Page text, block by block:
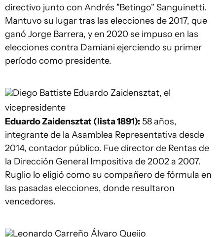
directivo junto con Andrés "Betingo" Sanguinetti.
Mantuvo su lugar tras las elecciones de 2017, que
ganó Jorge Barrera, y en 2020 se impuso en las
elecciones contra Damiani ejerciendo su primer
período como presidente.
Diego Battiste Eduardo Zaidensztat, el
vicepresidente
Eduardo Zaidensztat (lista 1891): 58 años,
integrante de la Asamblea Representativa desde
2014, contador público. Fue director de Rentas de
la Dirección General Impositiva de 2002 a 2007.
Ruglio lo eligió como su compañero de fórmula en
las pasadas elecciones, donde resultaron
vencedores.
Leonardo Carreño Álvaro Queijo